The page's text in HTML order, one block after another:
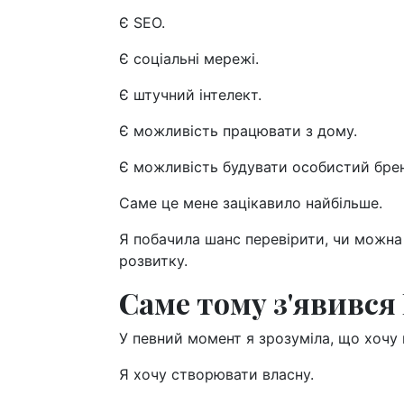
Є SEO.
Є соціальні мережі.
Є штучний інтелект.
Є можливість працювати з дому.
Є можливість будувати особистий
Саме це мене зацікавило найбільше.
Я побачила шанс перевірити, чи
розвитку.
Саме тому з'явився
У певний момент я зрозуміла, що хочу
Я хочу створювати власну.